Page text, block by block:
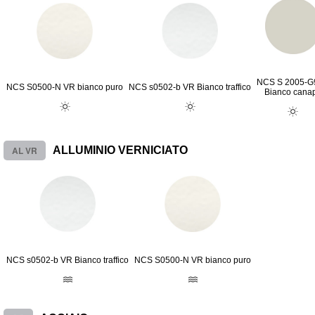
NCS S0500-N VR bianco puro NCS s0502-b VR Bianco traffico
NCS S 2005-
Bianco
AL VR ALLUMINIO VERNICIATO
NCS s0502-b VR Bianco traffico NCS S0500-N VR bianco puro